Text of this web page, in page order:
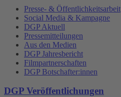
Presse- & Öffentlichkeitsarbeit
Social Media & Kampagne
DGP Aktuell
Pressemitteilungen
Aus den Medien
DGP Jahresbericht
Filmpartnerschaften
DGP Botschafter:innen
DGP Veröffentlichungen